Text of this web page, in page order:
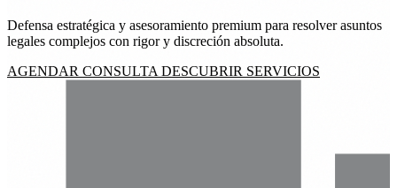
Defensa estratégica y asesoramiento premium para resolver asuntos
legales complejos con rigor y discreción absoluta.
AGENDAR CONSULTA DESCUBRIR SERVICIOS